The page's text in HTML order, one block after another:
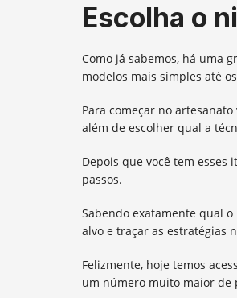
Escolha o
Como já sabemos, há uma
modelos mais simples até
Para começar no
além de escolher qual a
Depois que você tem
passos.
Sabendo exatamente qual
alvo e traçar as estratégias
Felizmente, hoje temos
um número muito maior de